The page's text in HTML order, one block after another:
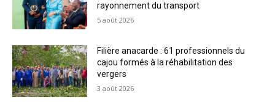
rayonnement du transport
5 août 2026
Filière anacarde : 61 professionnels du
cajou formés à la réhabilitation des
vergers
3 août 2026